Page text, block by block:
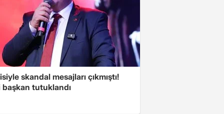
skandal mesajları çıkmıştı!
başkan tutuklandı